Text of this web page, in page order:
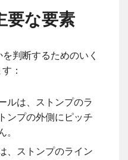
要な要素
判断するためのいく
：
ルは、ストンプのラ
ンプの外側にピッチ
。
、ストンプのライン